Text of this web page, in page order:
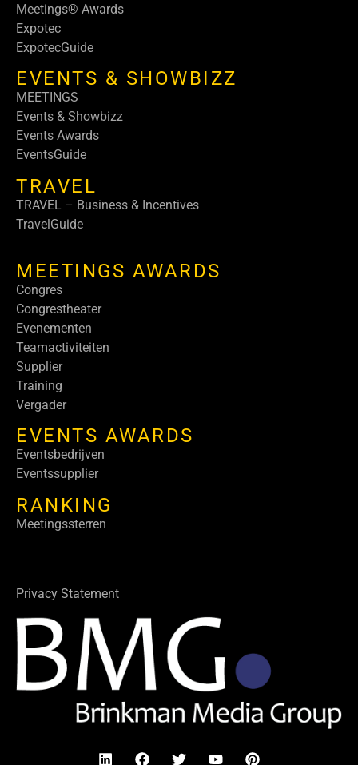
Meetings® Awards
Expotec
ExpotecGuide
EVENTS & SHOWBIZZ
MEETINGS
Events & Showbizz
Events Awards
EventsGuide
TRAVEL
TRAVEL – Business & Incentives
TravelGuide
MEETINGS AWARDS
Congres
Congrestheater
Evenementen
Teamactiviteiten
Supplier
Training
Vergader
EVENTS AWARDS
Eventsbedrijven
Eventssupplier
RANKING
Meetingssterren
Privacy Statement